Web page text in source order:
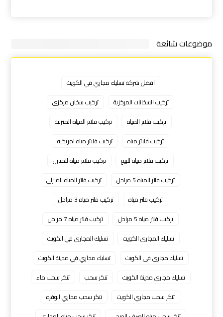
موضوعات شائعة
افضل شركة تسليك مجاري في الكويت
تركيب السخانات المركزية
تركيب سخان مركزي
تركيب فلاتر المياه
تركيب فلاتر المياه المنزلية
تركيب فلاتر مياه
تركيب فلاتر مياه امريكيه
تركيب فلاتر مياه للبيع
تركيب فلاتر مياه للمنازل
تركيب فلتر المياه 5 مراحل
تركيب فلتر المياه المنزلي
تركيب فلتر مياه
تركيب فلتر مياه 3 مراحل
تركيب فلتر مياه 5 مراحل
تركيب فلتر مياه 7 مراحل
تسليك المجاري الكويت
تسليك المجاري في الكويت
تسليك مجارى فى الكويت
تسليك مجاري في مدينة الكويت
تسليك مجاري مدينة الكويت
تنكر سحب
تنكر سحب ماء
تنكر سحب مجاري الكويت
تنكر سحب مجاري الوفره